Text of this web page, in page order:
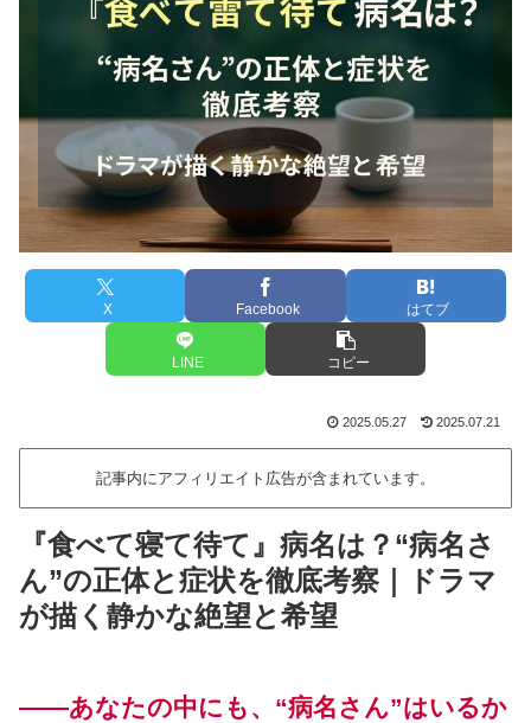
X Facebook はてブ
LINE コピー
2025.05.27 2025.07.21
記事内にアフィリエイト広告が含まれています。
『食べて寝て待て』病名は？“病名さ
ん”の正体と症状を徹底考察｜ドラマ
が描く静かな絶望と希望
——あなたの中にも、“病名さん”はいるか